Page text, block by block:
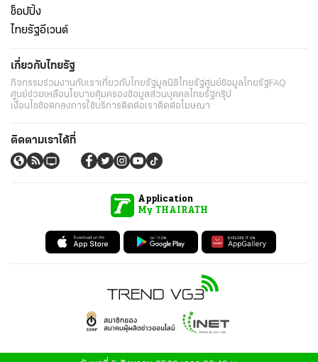
ช็อปปิ้ง
ไทยรัฐอีเวนต์
เกี่ยวกับไทยรัฐ
กิจกรรมร่วมงานกับเราเกี่ยวกับไทยรัฐมูลนิธิไทยรัฐศูนย์ข้อมูลไทยรัฐFAQ
ศูนย์ช่วยเหลือนโยบายคุ้มครองข้อมูลส่วนบุคคลไทยรัฐกรุ๊ป
เงื่อนไขข้อตกลงการใช้บริการติดต่อเราติดต่อโฆษณา
ติดตามเราได้ที่
Application
My THAIRATH